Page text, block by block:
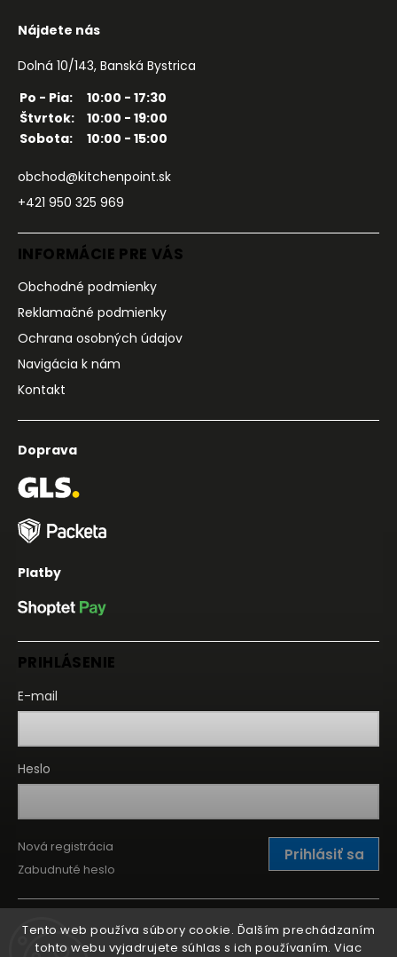
Tento web používa súbory cookie. Ďalším prechádzaním
tohto webu vyjadrujete súhlas s ich používaním. Viac
Nájdete nás
Dolná 10/143, Banská Bystrica
Po - Pia:
10:00 - 17:30
Štvrtok:
10:00 - 19:00
Sobota:
10:00 - 15:00
obchod@kitchenpoint.sk
+421 950 325 969
INFORMÁCIE PRE VÁS
Obchodné podmienky
Reklamačné podmienky
Ochrana osobných údajov
Navigácia k nám
Kontakt
Doprava
Platby
PRIHLÁSENIE
E-mail
Heslo
Prihlásiť sa
Nová registrácia
Zabudnuté heslo